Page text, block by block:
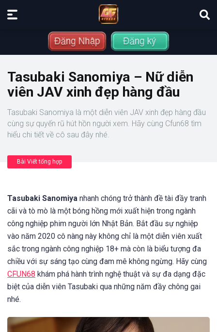
Tasubaki Sanomiya – Nữ diễn
viên JAV xinh đẹp hàng đầu
Tasubaki Sanomiya là một diễn viên JAV xinh đẹp hàng đầu
cùng sự quyến rũ hút hồn người xem. Hãy cùng Cfun68 tìm
hiểu chi tiết về cô sau đây nhé.
Bài Viết tổng hợp
Tasubaki Sanomiya nhanh chóng trở thành đề tài đầy tranh
cãi và tò mò là một bóng hồng mới xuất hiện trong ngành
công nghiệp phim người lớn Nhật Bản. Bắt đầu sự nghiệp
vào năm 2020 cô nàng này không chỉ là một diễn viên xuất
sắc trong ngành công nghiệp 18+ mà còn là biểu tượng đa
chiều với sự sáng tạo cùng đam mê không ngừng. Hãy cùng
CFUN68 khám phá hành trình nghệ thuật và sự đa dạng đặc
biệt của diễn viên Tasubaki qua những năm đầy chông gai
nhé.